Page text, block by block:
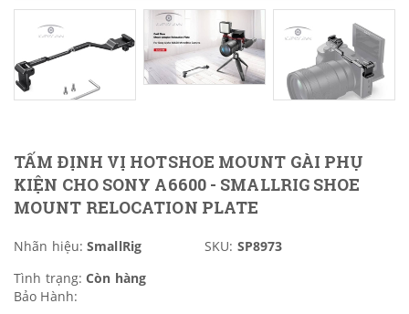
TẤM ĐỊNH VỊ HOTSHOE MOUNT GÀI PHỤ
KIỆN CHO SONY A6600 - SMALLRIG SHOE
MOUNT RELOCATION PLATE
Nhãn hiệu: SmallRig SKU: SP8973
Tình trạng: Còn hàng
Bảo Hành: